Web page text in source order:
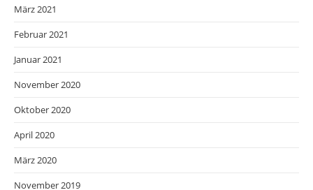
März 2021
Februar 2021
Januar 2021
November 2020
Oktober 2020
April 2020
März 2020
November 2019